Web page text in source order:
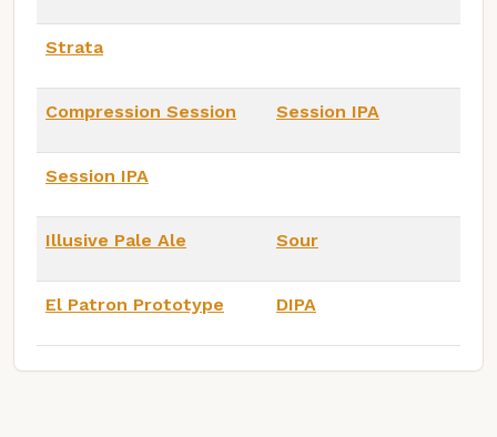
Strata
Compression Session Session IPA
Session IPA
Illusive Pale Ale Sour
El Patron Prototype DIPA